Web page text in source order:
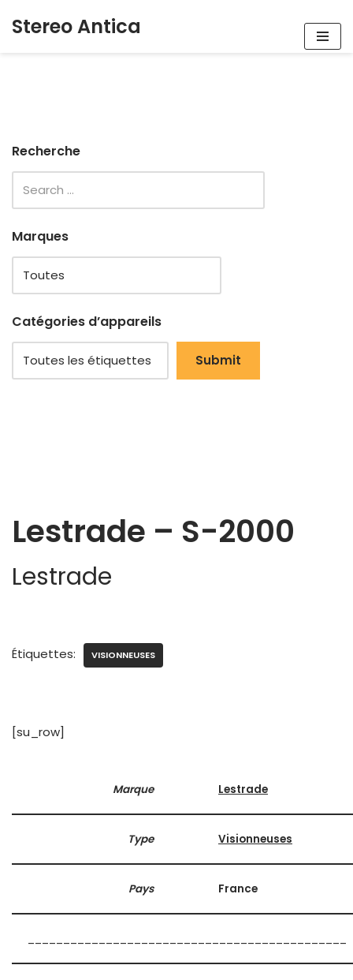
Stereo Antica
Recherche
Marques
Catégories d’appareils
Lestrade – S-2000
Lestrade
Étiquettes: VISIONNEUSES
[su_row]
Marque Lestrade
Type Visionneuses
Pays France